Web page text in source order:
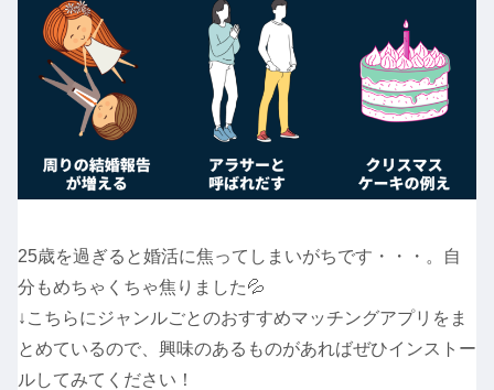
25歳を過ぎると婚活に焦ってしまいがちです・・・。自
分もめちゃくちゃ焦りました💦
↓こちらにジャンルごとのおすすめマッチングアプリをま
とめているので、興味のあるものがあればぜひインストー
ルしてみてください！